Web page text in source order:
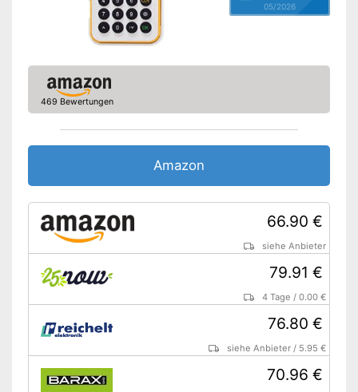
05/2026
469 Bewertungen
Amazon
66.90 €
siehe Anbieter
79.91 €
4 Tage /0.00 €
76.80 €
siehe Anbieter / 5.95 €
70.96 €